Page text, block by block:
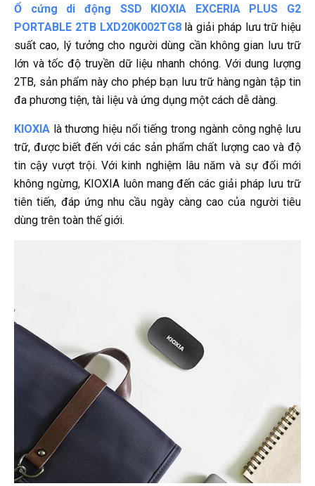
Ổ cứng di động SSD KIOXIA EXCERIA PLUS G2
PORTABLE 2TB LXD20K002TG8là giải pháp lưu trữ hiệu
suất cao, lý tưởng cho người dùng cần không gian lưu trữ
lớn và tốc độ truyền dữ liệu nhanh chóng. Với dung lượng
2TB, sản phẩm này cho phép bạn lưu trữ hàng ngàn tập tin
đa phương tiện, tài liệu và ứng dụng một cách dễ dàng.
KIOXIA là thương hiệu nổi tiếng trong ngành công nghệ lưu
trữ, được biết đến với các sản phẩm chất lượng cao và độ
tin cậy vượt trội. Với kinh nghiệm lâu năm và sự đổi mới
không ngừng, KIOXIA luôn mang đến các giải pháp lưu trữ
tiên tiến, đáp ứng nhu cầu ngày càng cao của người tiêu
dùng trên toàn thế giới.